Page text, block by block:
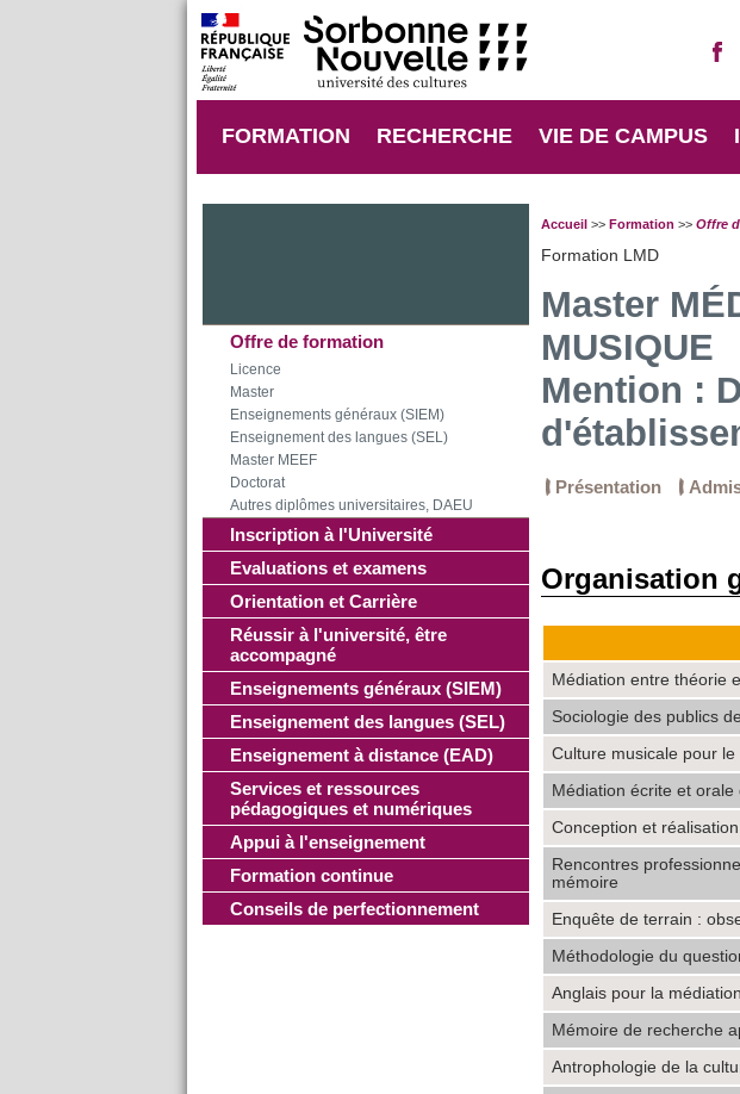
FORMATION RECHERCHE VIE DE CAMPUS
Offre de formation
Licence
Master
Enseignements généraux (SIEM)
Enseignement des langues (SEL)
Master MEEF
Doctorat
Autres diplômes universitaires, DAEU
Inscription à l'Université
Evaluations et examens
Orientation et Carrière
Réussir à l'université, être
accompagné
Enseignements généraux (SIEM)
Enseignement des langues (SEL)
Enseignement à distance (EAD)
Services et ressources
pédagogiques et numériques
Appui à l'enseignement
Formation continue
Conseils de perfectionnement
Accueil>> Formation >> Offre
Formation LMD
Master
MUSIQUE
Mention :
Présentation
Organisation
Médiation entre théorie
Sociologie des publics
Culture musicale pour le
Médiation écrite et orale
Conception et
Rencontres
mémoire
Enquête de terrain :
Méthodologie du
Anglais pour la
Mémoire de recherche
Antrophologie de la